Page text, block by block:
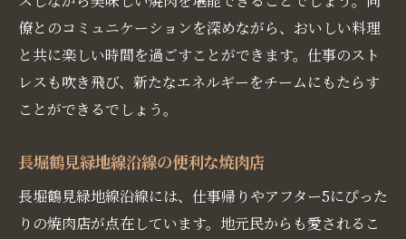
僚とのコミュニケーションを深めながら、おいしい料理
と共に楽しい時間を過ごすことができます。仕事のスト
レスも吹き飛び、新たなエネルギーをチームにもたらす
ことができるでしょう。
長堀鶴見緑地線沿線の便利な焼肉店
長堀鶴見緑地線沿線には、仕事帰りやアフター5にぴった
りの焼肉店が点在しています。地元民からも愛されるこ